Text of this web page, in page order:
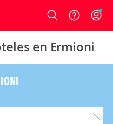
Login
en Ermioni